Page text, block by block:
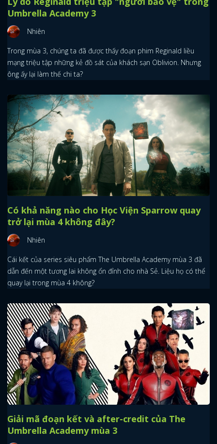
Umbrella Academy 3
Nhiên
Trong mùa 3, chúng ta đã được thấy đoạn phim Reginald liều
mạng triệu tập những kẻ đồ sát của khách sạn Oblivion. Nhưng
ông ấy lại làm thế chi ta?
Có khả năng nào cho Học Viện Sparrow quay
trở lại mùa 4 không đây?
Nhiên
Cái kết của series siêu phẩm The Umbrella Academy mùa 3 đã
dẫn đến một tương lai không ổn đỉnh cho nhà Sẻ. Liệu họ có thể
quay lại trong mùa 4 không?
Giải mã đoạn kết và after-credit của The
Umbrella Academy mùa 3